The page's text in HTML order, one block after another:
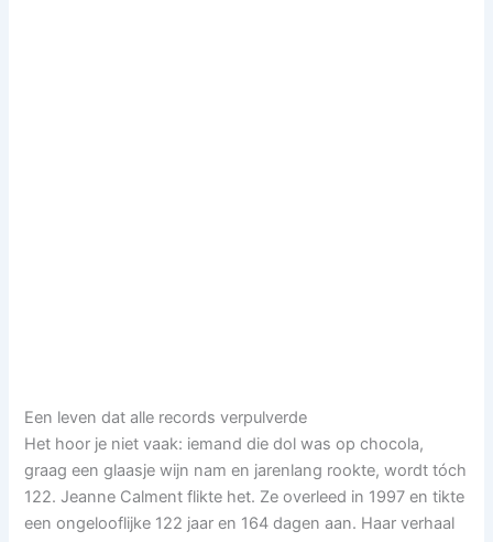
Een leven dat alle records verpulverde
Het hoor je niet vaak: iemand die dol was op chocola,
graag een glaasje wijn nam en jarenlang rookte, wordt tóch
122. Jeanne Calment flikte het. Ze overleed in 1997 en tikte
een ongelooflijke 122 jaar en 164 dagen aan. Haar verhaal